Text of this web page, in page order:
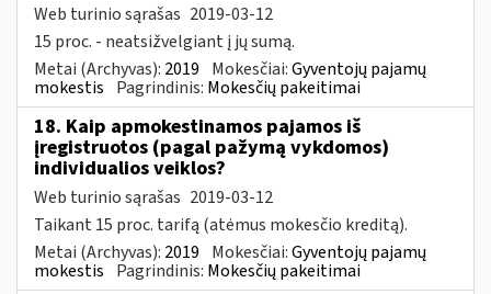
Web turinio sąrašas 2019-03-12
15 proc. - neatsižvelgiant į jų sumą.
Metai (Archyvas): 2019 Mokesčiai:Gyventojų pajamų
mokestis Pagrindinis: Mokesčių pakeitimai
18. Kaip apmokestinamos pajamos iš
įregistruotos (pagal pažymą vykdomos)
individualios veiklos?
Web turinio sąrašas 2019-03-12
Taikant 15 proc. tarifą (atėmus mokesčio kreditą).
Metai (Archyvas): 2019 Mokesčiai:Gyventojų pajamų
mokestis Pagrindinis: Mokesčių pakeitimai